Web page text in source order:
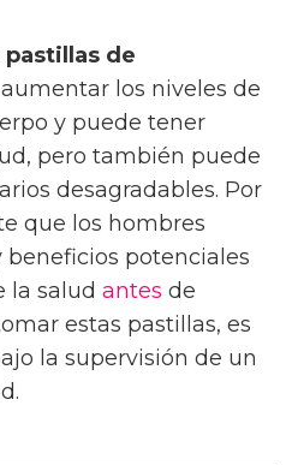
pastillas de
los niveles de
y puede tener
pero también puede
desagradables. Por
que los hombres
beneficios potenciales
la salud antes de
estas pastillas, es
la supervisión de un